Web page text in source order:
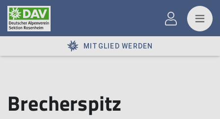
MITGLIED WERDEN
Brecherspitz